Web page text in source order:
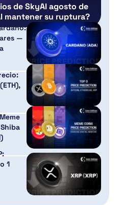
de SkyAI agosto de
mantener su ruptura?
—
1